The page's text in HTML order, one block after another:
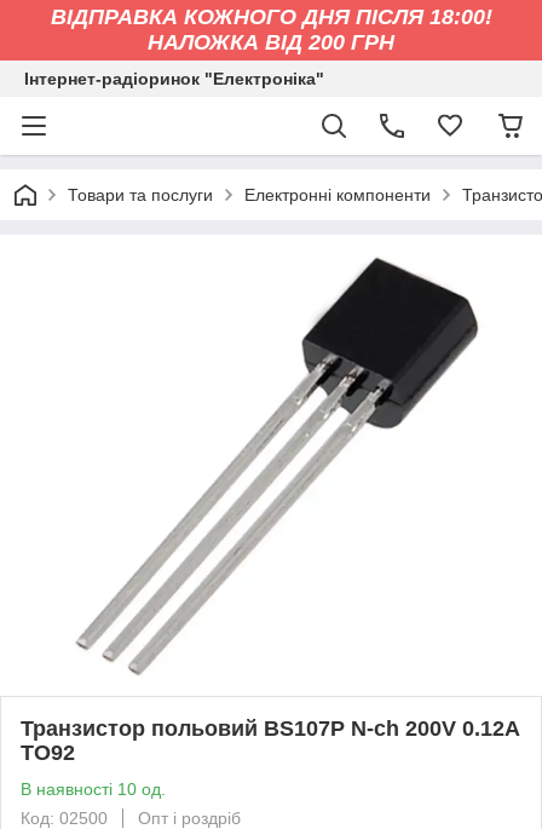
ВІДПРАВКА КОЖНОГО ДНЯ ПІСЛЯ 18:00!
НАЛОЖКА ВІД 200 ГРН
Інтернет-радіоринок "Електроніка"
Товари та послуги Електронні компоненти
Транзистор польовий BS107P N-ch 200V 0.12A
TO92
В наявності 10 од.
Код: 02500
Опт і роздріб